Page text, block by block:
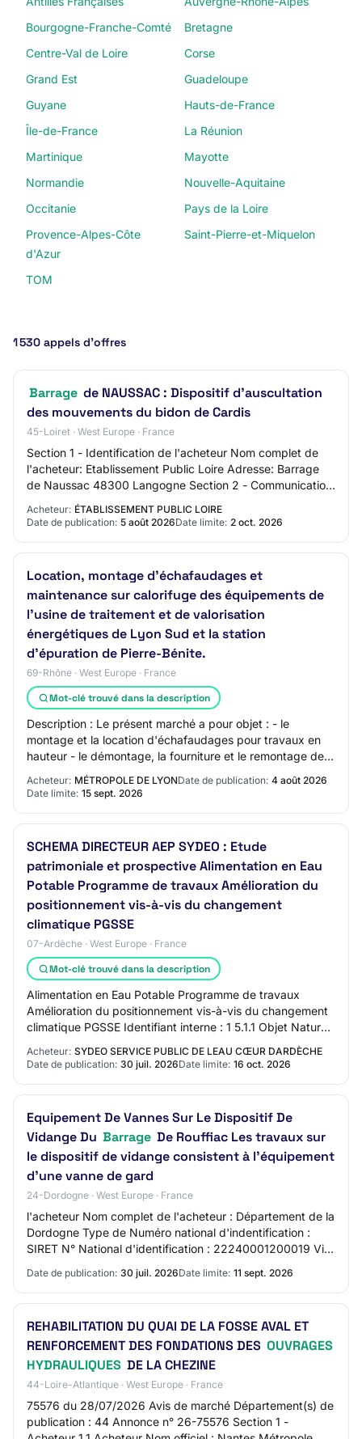
Bourgogne-Franche-Comté
Bretagne
Centre-Val de Loire
Corse
Grand Est
Guadeloupe
Guyane
Hauts-de-France
Île-de-France
La Réunion
Martinique
Mayotte
Normandie
Nouvelle-Aquitaine
Occitanie
Pays de la Loire
Provence-Alpes-Côte
d'Azur
Saint-Pierre-et-Miquelon
TOM
1 530 appels d’offres
Barrage de NAUSSAC : Dispositif d'auscultation
des mouvements du bidon de Cardis
45-Loiret · West Europe · France
Section 1 - Identification de l'acheteur Nom complet de
l'acheteur: Etablissement Public Loire Adresse: Barrage
de Naussac 48300 Langogne Section 2 - Communication
Nom du contact: Service marchés Adr…
Acheteur: ÉTABLISSEMENT PUBLIC LOIRE
Date de publication: 5 août 2026Date limite: 2 oct. 2026
Location, montage d'échafaudages et
maintenance sur calorifuge des équipements de
l'usine de traitement et de valorisation
énergétiques de Lyon Sud et la station
d'épuration de Pierre-Bénite.
69-Rhône · West Europe · France
Mot-clé trouvé dans la description
Description : Le présent marché a pour objet : - le
montage et la location d'échafaudages pour travaux en
hauteur - le démontage, la fourniture et le remontage de
calorifuge, matelas de protection th…
Acheteur: MÉTROPOLE DE LYONDate de publication: 4 août 2026
Date limite: 15 sept. 2026
SCHEMA DIRECTEUR AEP SYDEO : Etude
patrimoniale et prospective Alimentation en Eau
Potable Programme de travaux Amélioration du
positionnement vis-à-vis du changement
climatique PGSSE
07-Ardèche · West Europe · France
Mot-clé trouvé dans la description
Alimentation en Eau Potable Programme de travaux
Amélioration du positionnement vis-à-vis du changement
climatique PGSSE Identifiant interne : 1 5.1.1 Objet Nature
Acheteur: SYDEO SERVICE PUBLIC DE LEAU CŒUR DARDÈCHE
Date de publication: 30 juil. 2026Date limite: 16 oct. 2026
Equipement De Vannes Sur Le Dispositif De
Vidange Du Barrage De Rouffiac Les travaux sur
le dispositif de vidange consistent à l'équipement
d'une vanne de gard
24-Dordogne · West Europe · France
l'acheteur Nom complet de l'acheteur : Département de la
Dordogne Type de Numéro national d'indentification :
SIRET N° National d'identification : 22240001200019 Ville
Date de publication: 30 juil. 2026Date limite: 11 sept. 2026
REHABILITATION DU QUAI DE LA FOSSE AVAL ET
RENFORCEMENT DES FONDATIONS DES OUVRAGES
HYDRAULIQUES DE LA CHEZINE
44-Loire-Atlantique · West Europe · France
75576 du 28/07/2026 Avis de marché Département(s) de
publication : 44 Annonce n° 26-75576 Section 1 -